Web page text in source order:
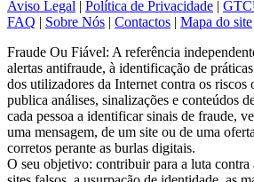
Aviso Legal | Política de Privacidade |
FAQ | Sobre Nós | Contactos | Mapa do site
Fraude Ou Fiável: A referência
alertas antifraude, à identificação de
dos utilizadores da Internet contra os riscos
publica análises, sinalizações e conteúdos
cada pessoa a identificar sinais de fraude,
uma mensagem, de um site ou de uma
corretos perante as burlas digitais.
O seu objetivo: contribuir para a luta contra